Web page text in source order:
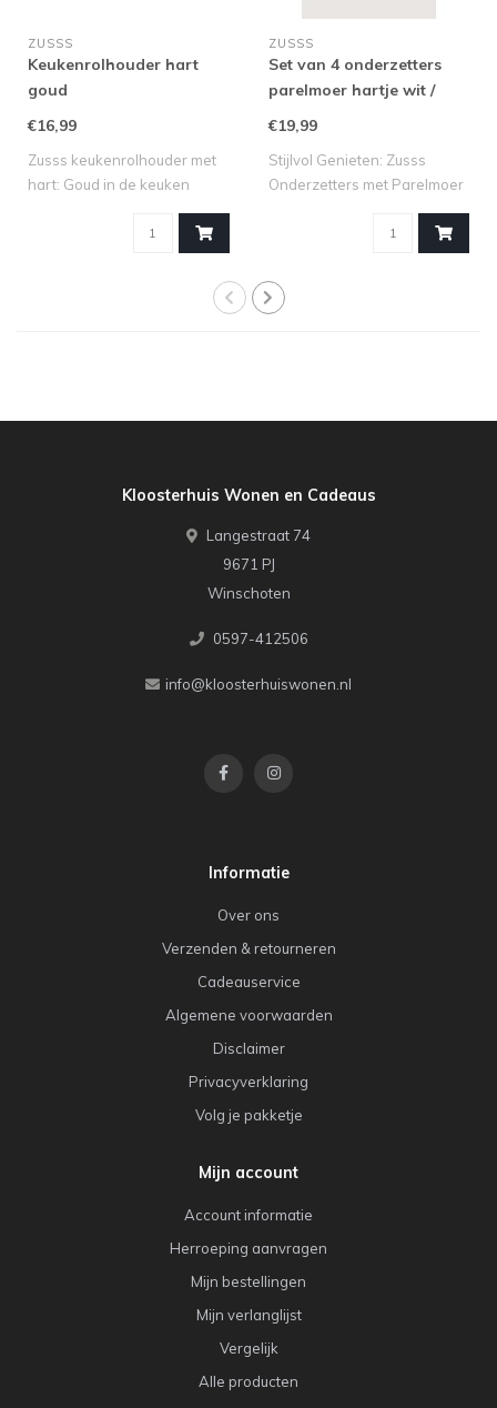
ZUSSS
Keukenrolhouder hart
goud
€16,99
Zusss keukenrolhouder met
hart: Goud in de keuken
ZUSSS
Set van 4 onderzetters
parelmoer hartje wit /
€19,99
Stijlvol Genieten: Zusss
Onderzetters met Parelmoer
Kloosterhuis Wonen en Cadeaus
Langestraat 74
9671 PJ
Winschoten
0597-412506
info@kloosterhuiswonen.nl
Informatie
Over ons
Verzenden & retourneren
Cadeauservice
Algemene voorwaarden
Disclaimer
Privacyverklaring
Volg je pakketje
Mijn account
Account informatie
Herroeping aanvragen
Mijn bestellingen
Mijn verlanglijst
Vergelijk
Alle producten